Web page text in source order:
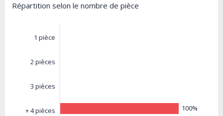
Répartition selon le nombre de pièce
1 pièce
2 pièces
3 pièces
+ 4 pièces 100%